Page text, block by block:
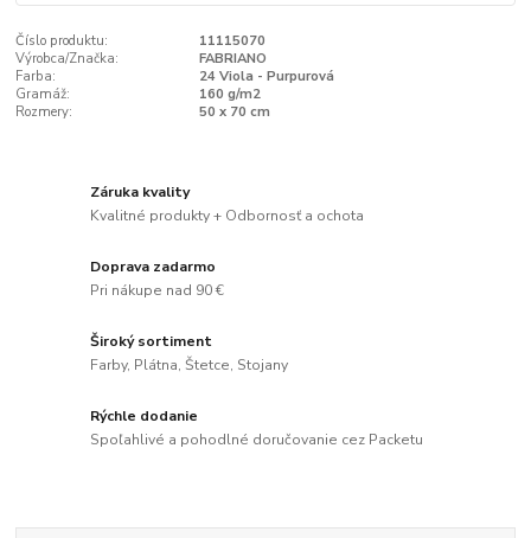
Číslo produktu:
11115070
Výrobca/Značka:
FABRIANO
Farba:
24 Viola - Purpurová
Gramáž:
160 g/m2
Rozmery:
50 x 70 cm
Záruka kvality
Kvalitné produkty + Odbornosť a ochota
Doprava zadarmo
Pri nákupe nad 90 €
Široký sortiment
Farby, Plátna, Štetce, Stojany
Rýchle dodanie
Spoľahlivé a pohodlné doručovanie cez Packetu